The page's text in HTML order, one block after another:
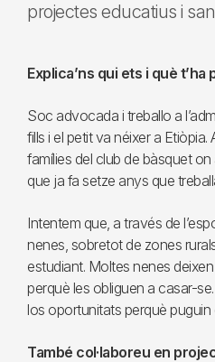
projectes educatius i
Explica’ns qui ets i què t’ha
Soc advocada i treballo a
fills i el petit va néixer a Etiòpia.
famílies del club de bàsquet
que ja fa setze anys que
Intentem que, a través de
nenes, sobretot de zones
estudiant. Moltes nenes
perquè les obliguen a casar-
los oportunitats perquè
També col·laboreu en